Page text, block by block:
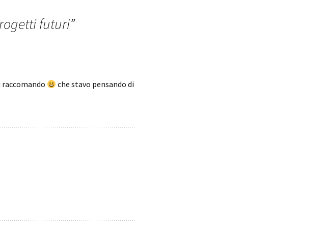
futuri”
che stavo pensando di